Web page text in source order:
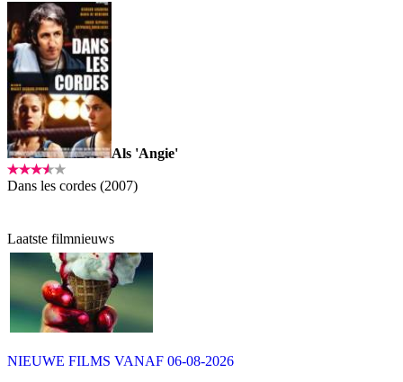
Als 'Angie'
Dans les cordes (2007)
Laatste filmnieuws
NIEUWE FILMS VANAF 06-08-2026